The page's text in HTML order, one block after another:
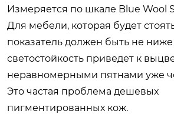
Измеряется по шкале Blue Wool
Для мебели, которая будет
показатель должен быть не ниже
светостойкость приведет к
неравномерными пятнами уже
Это частая проблема дешевых
пигментированных кож.